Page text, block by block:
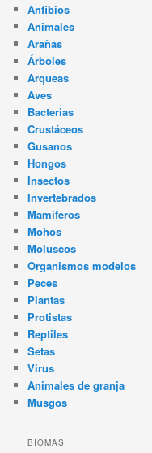
Anfibios
Animales
Arañas
Árboles
Arqueas
Aves
Bacterias
Crustáceos
Gusanos
Hongos
Insectos
Invertebrados
Mamíferos
Mohos
Moluscos
Organismos modelos
Peces
Plantas
Protistas
Reptiles
Setas
Virus
Animales de granja
Musgos
BIOMAS